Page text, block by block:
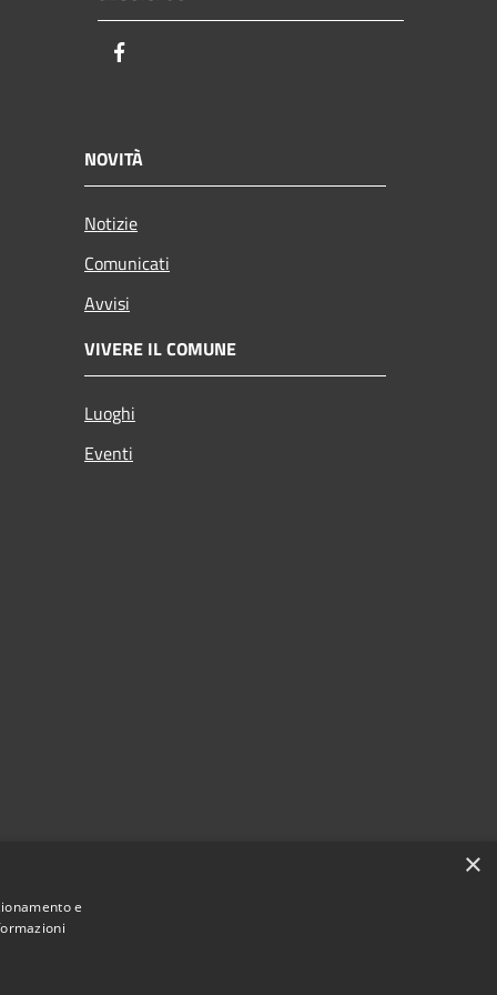
NOVITÀ
Notizie
Comunicati
Avvisi
VIVERE IL COMUNE
Luoghi
Eventi
×
e